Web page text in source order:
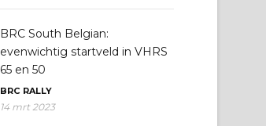
BRC South Belgian:
evenwichtig startveld in VHRS
65 en 50
BRC RALLY
14 mrt 2023